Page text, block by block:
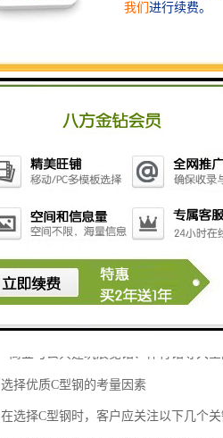
连接部位采用特殊设计，节点抗滑移系
安装与施工效率
模块化加工精度高，配合现代建筑信息
这种预制化生产方式大幅提升了现场安
C型钢因其轻量化、高强度的特点，广
- 大跨度工业建筑如厂房、仓库等，可
- 新能源设施光伏支架系统的理想选择
- 物流仓储系统货架结构的核心支撑材料
选择优质C型钢的考量因素
在选择C型钢时，客户应关注以下几个关